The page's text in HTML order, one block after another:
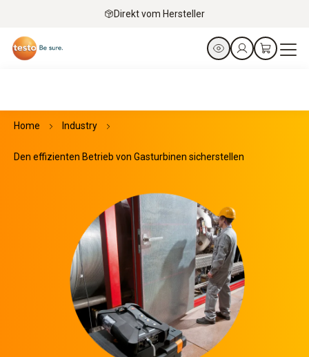
Direkt vom Hersteller
Home Industry
Den effizienten Betrieb von Gasturbinen sicherstellen